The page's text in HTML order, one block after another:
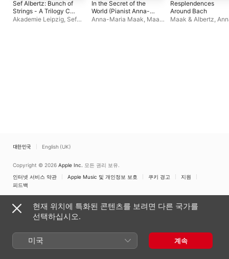
Sef Albertz: Bunch of
Strings - A Trilogy Con
Guitarra!
Akademie Leipzig, Sef
In the Secret of the
World (Pianist Anna-
Maria Maak Plays
Anna-Maria Maak, Maak
Resplendences
Around Bach
Maak & Albertz,
대한민국 English (UK)
Copyright © 2026 Apple Inc. 모든 권리 보유.
인터넷 서비스 약관
Apple Music 및 개인정보 보호 쿠키 경고
지원
피드백
현재 위치에 특화된 콘텐츠를 보려면 다른 국가를
선택하십시오.
미국 계속